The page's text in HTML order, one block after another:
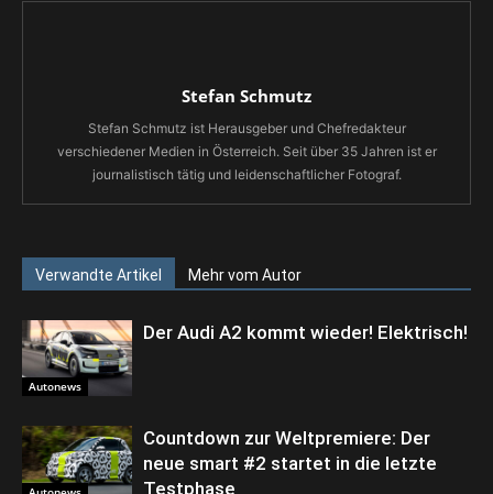
Stefan Schmutz
Stefan Schmutz ist Herausgeber und Chefredakteur
verschiedener Medien in Österreich. Seit über 35 Jahren ist er
journalistisch tätig und leidenschaftlicher Fotograf.
Verwandte Artikel Mehr vom Autor
Autonews
Der Audi A2 kommt wieder! Elektrisch!
Countdown zur Weltpremiere: Der
neue smart #2 startet in die letzte
Testphase